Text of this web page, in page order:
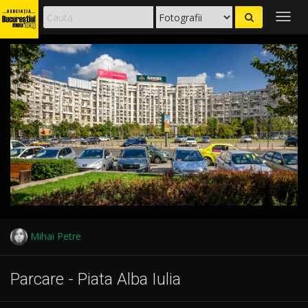
Mihai Petre
Parcare - Piata Alba Iulia